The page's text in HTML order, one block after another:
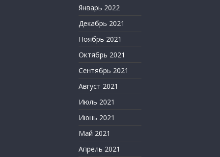
Январь 2022
Декабрь 2021
Ноябрь 2021
Октябрь 2021
Сентябрь 2021
Август 2021
Июль 2021
Июнь 2021
Май 2021
Апрель 2021